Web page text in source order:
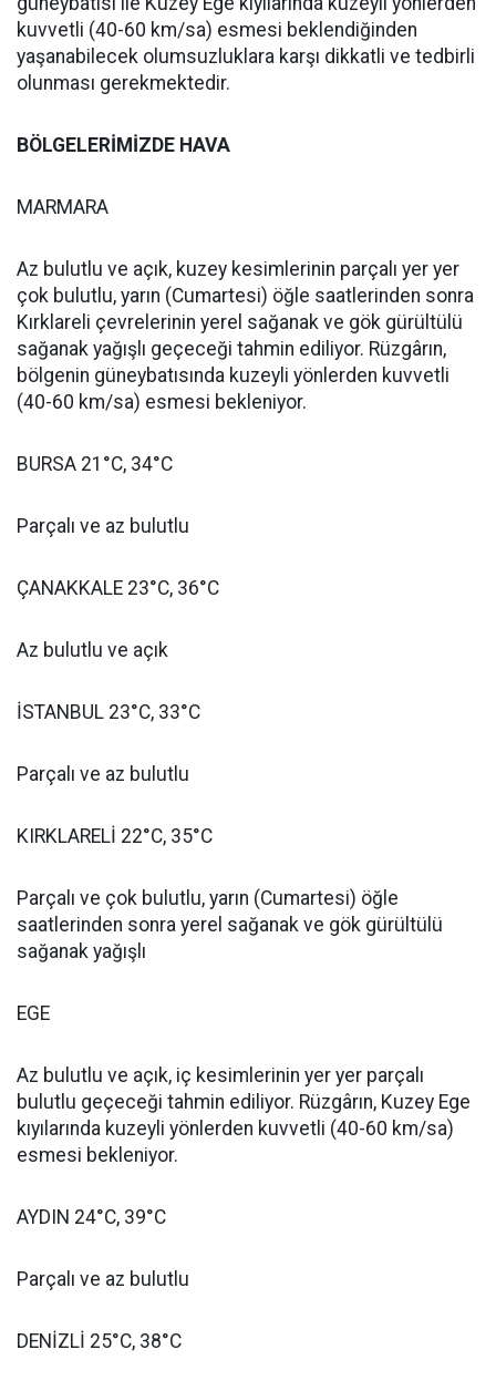
kuvvetli (40-60 km/sa) esmesi beklendiğinden
yaşanabilecek olumsuzluklara karşı dikkatli ve tedbirli
olunması gerekmektedir.
BÖLGELERİMİZDE HAVA
MARMARA
Az bulutlu ve açık, kuzey kesimlerinin parçalı yer yer
çok bulutlu, yarın (Cumartesi) öğle saatlerinden sonra
Kırklareli çevrelerinin yerel sağanak ve gök gürültülü
sağanak yağışlı geçeceği tahmin ediliyor. Rüzgârın,
bölgenin güneybatısında kuzeyli yönlerden kuvvetli
(40-60 km/sa) esmesi bekleniyor.
BURSA 21°C, 34°C
Parçalı ve az bulutlu
ÇANAKKALE 23°C, 36°C
Az bulutlu ve açık
İSTANBUL 23°C, 33°C
Parçalı ve az bulutlu
KIRKLARELİ 22°C, 35°C
Parçalı ve çok bulutlu, yarın (Cumartesi) öğle
saatlerinden sonra yerel sağanak ve gök gürültülü
sağanak yağışlı
EGE
Az bulutlu ve açık, iç kesimlerinin yer yer parçalı
bulutlu geçeceği tahmin ediliyor. Rüzgârın, Kuzey Ege
kıyılarında kuzeyli yönlerden kuvvetli (40-60 km/sa)
esmesi bekleniyor.
AYDIN 24°C, 39°C
Parçalı ve az bulutlu
DENİZLİ 25°C, 38°C